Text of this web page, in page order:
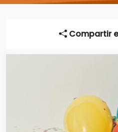
Compartir